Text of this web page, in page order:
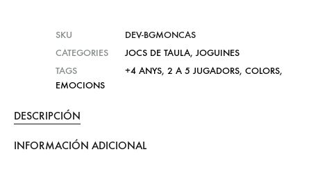
SKU
DEV-BGMONCAS
CATEGORIES
JOCS DE TAULA, JOGUINES
TAGS
+4 ANYS, 2 A 5 JUGADORS, COLORS,
EMOCIONS
DESCRIPCIÓN
INFORMACIÓN ADICIONAL